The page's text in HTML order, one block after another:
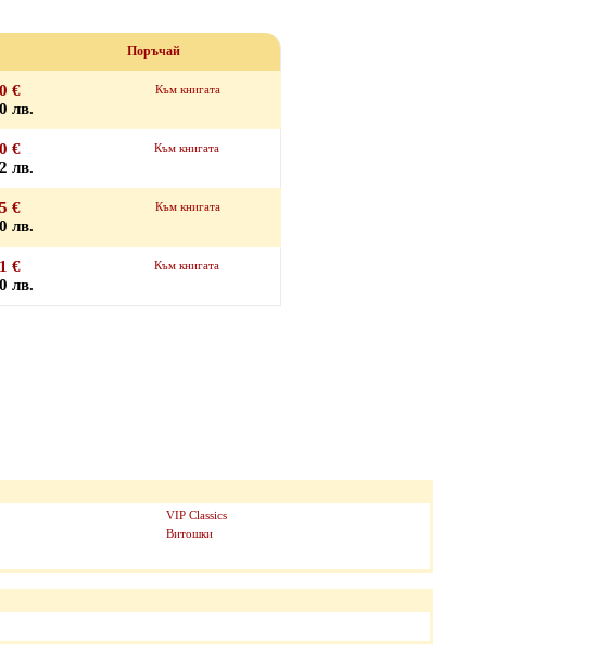
Поръчай
€
лв.
Към книгата
€
лв.
Към книгата
€
лв.
Към книгата
€
лв.
Към книгата
VIP Classics
Витошки